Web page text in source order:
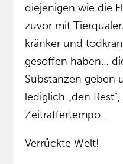
diejenigen wie die
zuvor mit
kränker und
gesoffen haben…
Substanzen geben
lediglich „den
Zeitraffertempo…
Verrückte Welt!